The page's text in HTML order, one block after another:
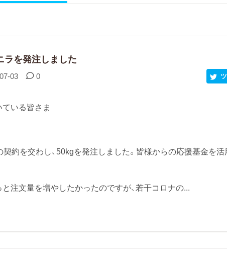
ラを発注しました
03 0
いる皆さま
契約を交わし、50kgを発注しました。皆様からの応援基金を
注文量を増やしたかったのですが、若干コロナの...